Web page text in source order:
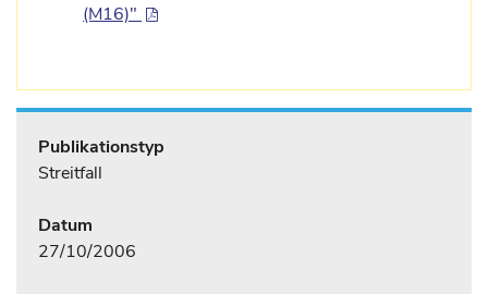
(M16)"
Publikationstyp
Streitfall
Datum
27/10/2006